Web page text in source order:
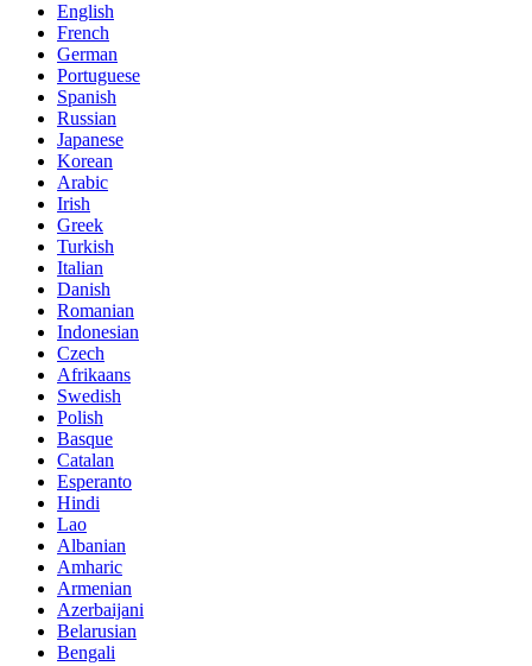
English
French
German
Portuguese
Spanish
Russian
Japanese
Korean
Arabic
Irish
Greek
Turkish
Italian
Danish
Romanian
Indonesian
Czech
Afrikaans
Swedish
Polish
Basque
Catalan
Esperanto
Hindi
Lao
Albanian
Amharic
Armenian
Azerbaijani
Belarusian
Bengali